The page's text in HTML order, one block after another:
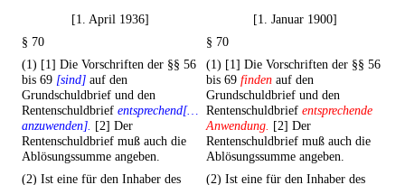
[1. April 1936]
[1. Januar 1900]
§ 70
§ 70
(1) [1] Die Vorschriften der §§ 56
bis 69 [sind] auf den
Grundschuldbrief und den
Rentenschuldbrief entsprechend[…
anzuwenden]. [2] Der
Rentenschuldbrief muß auch die
Ablösungssumme angeben.
(1) [1] Die Vorschriften der §§ 56
bis 69 finden auf den
Grundschuldbrief und den
Rentenschuldbrief entsprechende
Anwendung. [2] Der
Rentenschuldbrief muß auch die
Ablösungssumme angeben.
(2) Ist eine für den Inhaber des
(2) Ist eine für den Inhaber des